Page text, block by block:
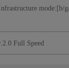
mode:[b/
Full Speed